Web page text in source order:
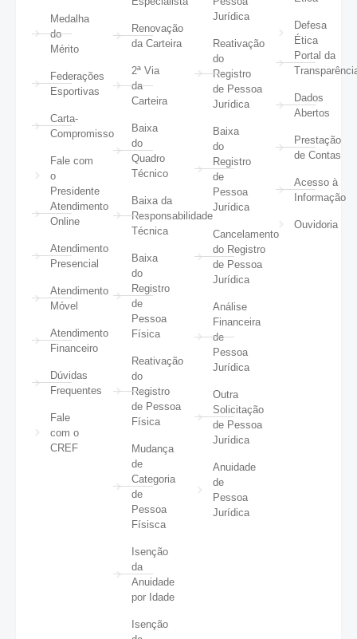
Medalha
do
Mérito
Federações
Esportivas
Carta-
Compromisso
Fale com
o
Presidente
Atendimento
Online
Atendimento
Presencial
Atendimento
Móvel
Atendimento
Financeiro
Dúvidas
Frequentes
Fale
com o
CREF
Renovação
da Carteira
2ª Via
da
Carteira
Baixa
do
Quadro
Técnico
Baixa da
Responsabilidade
Técnica
Baixa
do
Registro
de
Pessoa
Física
Reativação
do
Registro
de Pessoa
Física
Mudança
de
Categoria
de
Pessoa
Físisca
Isenção
da
Anuidade
por Idade
Isenção
Jurídica
Reativação
do
Registro
de Pessoa
Jurídica
Baixa
do
Registro
de
Pessoa
Jurídica
Cancelamento
do Registro
de Pessoa
Jurídica
Análise
Financeira
de
Pessoa
Jurídica
Outra
Solicitação
de Pessoa
Jurídica
Anuidade
de
Pessoa
Jurídica
Defesa
Ética
Portal da
Dados
Abertos
Prestação
de Contas
Acesso à
Informação
Ouvidoria